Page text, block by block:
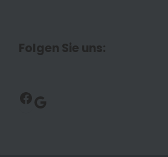
Folgen Sie uns:
Facebook
Google